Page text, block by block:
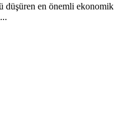
düşüren en önemli ekonomik